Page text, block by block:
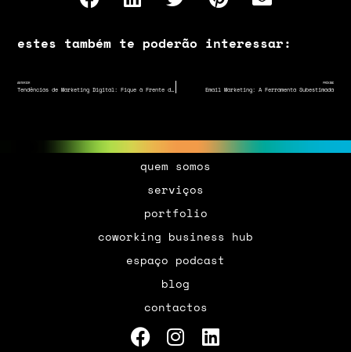
estes também te poderão interessar:
ANTERIOR PRÓXIMO
Email Marketing: A Ferramenta Subestimada
quem somos
serviços
portfolio
coworking business hub
espaço podcast
blog
contactos